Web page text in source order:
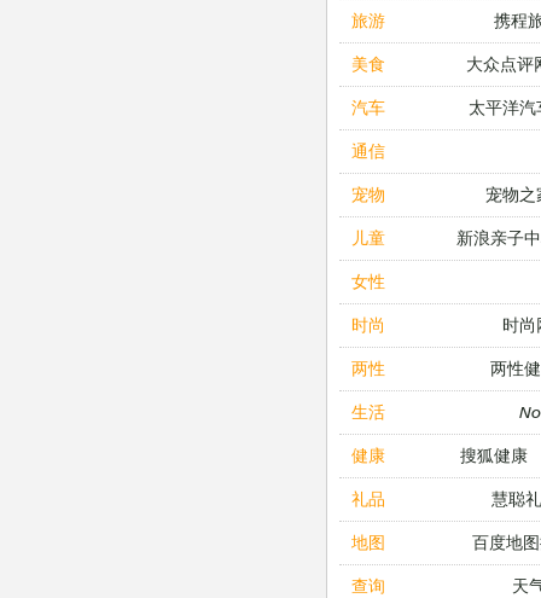
旅游 携程
美食 大众点评
汽车 太平洋汽
通信
宠物 宠物之
儿童 新浪亲子
女性
时尚 时尚
两性 两性
生活
健康 搜狐健康
礼品 慧聪
地图 百度地
查询 天